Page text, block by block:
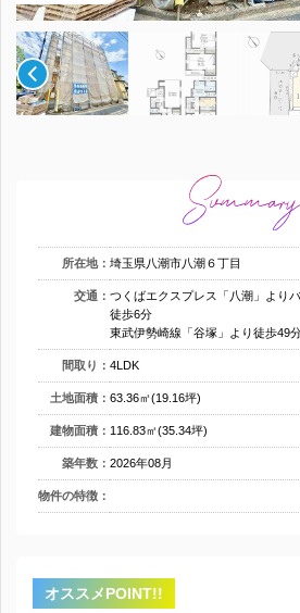
所在地： 埼玉県八潮市八潮６丁目
交通： つくばエクスプレス「八潮」より
徒歩6分
東武伊勢崎線「谷塚」より徒歩49
間取り： 4LDK
土地面積： 63.36㎡(19.16坪)
建物面積： 116.83㎡(35.34坪)
築年数： 2026年08月
物件の特徴：
オススメPOINT!!